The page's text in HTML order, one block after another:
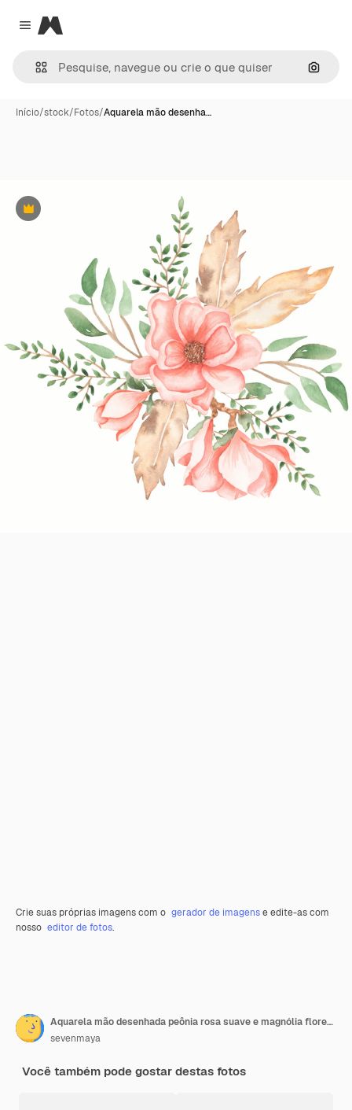
Close menu
Magnific
Início/stock/Fotos/Aquarela mão desenha…
Premium
Crie suas próprias imagens com o gerador de imagense edite-as com
nosso editor de fotos.
Aquarela mão desenhada peônia rosa suave e magnólia flores buquê ilustração com folhas verdes
sevenmaya
Você também pode gostar destas fotos